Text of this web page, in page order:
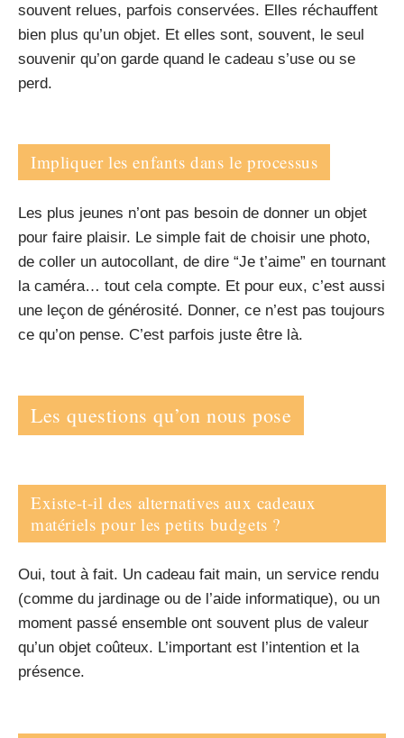
souvent relues, parfois conservées. Elles réchauffent
bien plus qu’un objet. Et elles sont, souvent, le seul
souvenir qu’on garde quand le cadeau s’use ou se
perd.
Impliquer les enfants dans le processus
Les plus jeunes n’ont pas besoin de donner un objet
pour faire plaisir. Le simple fait de choisir une photo,
de coller un autocollant, de dire “Je t’aime” en tournant
la caméra… tout cela compte. Et pour eux, c’est aussi
une leçon de générosité. Donner, ce n’est pas toujours
ce qu’on pense. C’est parfois juste être là.
Les questions qu’on nous pose
Existe-t-il des alternatives aux cadeaux
matériels pour les petits budgets ?
Oui, tout à fait. Un cadeau fait main, un service rendu
(comme du jardinage ou de l’aide informatique), ou un
moment passé ensemble ont souvent plus de valeur
qu’un objet coûteux. L’important est l’intention et la
présence.